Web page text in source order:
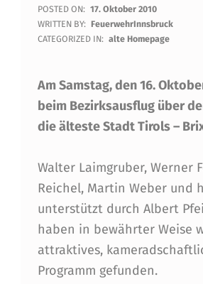
B
E
I
R
S
A
U
S
F
POSTED ON: 17. Oktober 2010
WRITTEN BY: FeuerwehrInnsbruck
CATEGORIZED IN: alte Homepage
Am Samstag, den 16.
beim Bezirksausflug über
die älteste Stadt Tirols –
Walter Laimgruber, Werner
Reichel, Martin Weber und
unterstützt durch Albert
haben in bewährter Weise
attraktives,
Programm gefunden.